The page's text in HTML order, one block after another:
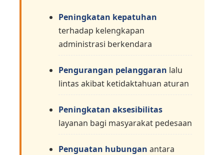
Peningkatan kepatuhan
terhadap kelengkapan
administrasi berkendara
Pengurangan pelanggaran lalu
lintas akibat ketidaktahuan aturan
Peningkatan aksesibilitas
layanan bagi masyarakat pedesaan
Penguatan hubungan antara